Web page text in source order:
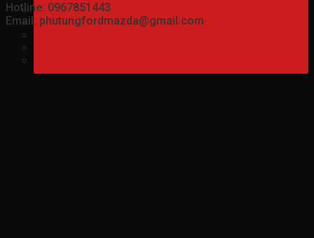
Ford Modeo
Ford Transit
Hotline: 0967851443
Email: phutungfordmazda@gmail.com